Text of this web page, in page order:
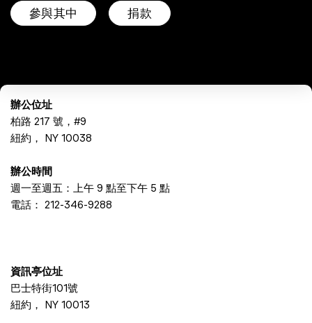
參與其中 捐款
辦公位址
柏路 217 號，#9
紐約， NY 10038
辦公時間
週一至週五：上午 9 點至下午 5 點
電話： 212-346-9288
資訊亭位址
巴士特街101號
紐約， NY 10013